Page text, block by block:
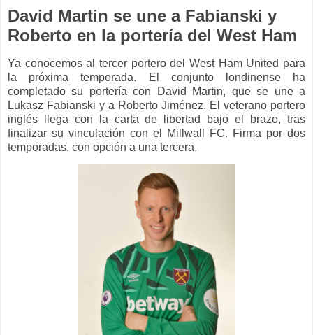
David Martin se une a Fabianski y
Roberto en la portería del West Ham
Ya conocemos al tercer portero del West Ham United para
la próxima temporada. El conjunto londinense ha
completado su portería con David Martin, que se une a
Lukasz Fabianski y a Roberto Jiménez. El veterano portero
inglés llega con la carta de libertad bajo el brazo, tras
finalizar su vinculación con el Millwall FC. Firma por dos
temporadas, con opción a una tercera.